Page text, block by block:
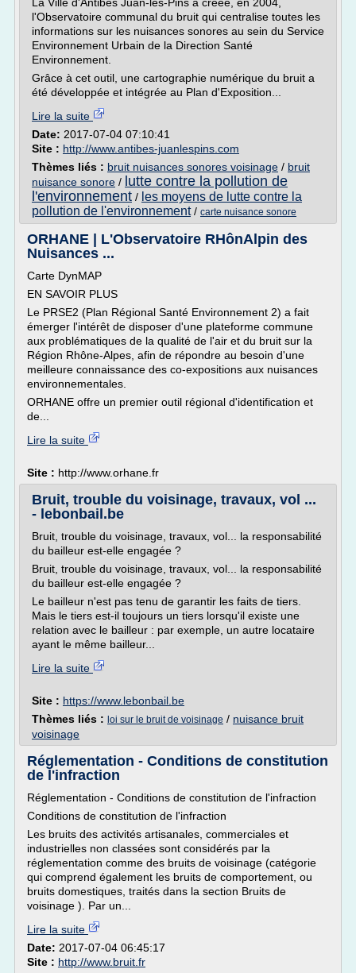
l'Observatoire communal du bruit qui centralise toutes les
informations sur les nuisances sonores au sein du Service
Environnement Urbain de la Direction Santé
Environnement.
Grâce à cet outil, une cartographie numérique du bruit a
été développée et intégrée au Plan d'Exposition...
Lire la suite
Date: 2017-07-04 07:10:41
Site : http://www.antibes-juanlespins.com
Thèmes liés : bruit nuisances sonores voisinage / bruit
nuisance sonore / lutte contre la pollution de
l'environnement / les moyens de lutte contre la
pollution de l'environnement/ carte nuisance sonore
ORHANE | L'Observatoire RHônAlpin des
Nuisances ...
Carte DynMAP
EN SAVOIR PLUS
Le PRSE2 (Plan Régional Santé Environnement 2) a fait
émerger l'intérêt de disposer d'une plateforme commune
aux problématiques de la qualité de l'air et du bruit sur la
Région Rhône-Alpes, afin de répondre au besoin d'une
meilleure connaissance des co-expositions aux nuisances
environnementales.
ORHANE offre un premier outil régional d'identification et
de...
Lire la suite
Site : http://www.orhane.fr
Bruit, trouble du voisinage, travaux, vol ...
- lebonbail.be
Bruit, trouble du voisinage, travaux, vol... la responsabilité
du bailleur est-elle engagée ?
Bruit, trouble du voisinage, travaux, vol... la responsabilité
du bailleur est-elle engagée ?
Le bailleur n'est pas tenu de garantir les faits de tiers.
Mais le tiers est-il toujours un tiers lorsqu'il existe une
relation avec le bailleur : par exemple, un autre locataire
ayant le même bailleur...
Lire la suite
Site : https://www.lebonbail.be
Thèmes liés : loi sur le bruit de voisinage / nuisance bruit
voisinage
Réglementation - Conditions de constitution
de l'infraction
Réglementation - Conditions de constitution de l'infraction
Conditions de constitution de l'infraction
Les bruits des activités artisanales, commerciales et
industrielles non classées sont considérés par la
réglementation comme des bruits de voisinage (catégorie
qui comprend également les bruits de comportement, ou
bruits domestiques, traités dans la section Bruits de
voisinage ). Par un...
Lire la suite
Date: 2017-07-04 06:45:17
Site : http://www.bruit.fr